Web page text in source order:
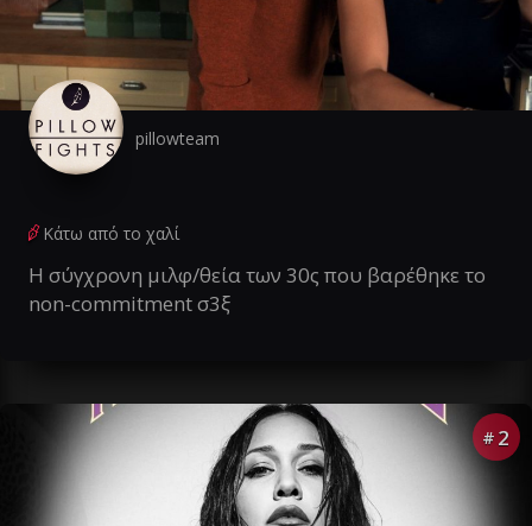
pillowteam
Κάτω από το χαλί
Η σύγχρονη μιλφ/θεία των 30ς που βαρέθηκε το
non-commitment σ3ξ
# 2